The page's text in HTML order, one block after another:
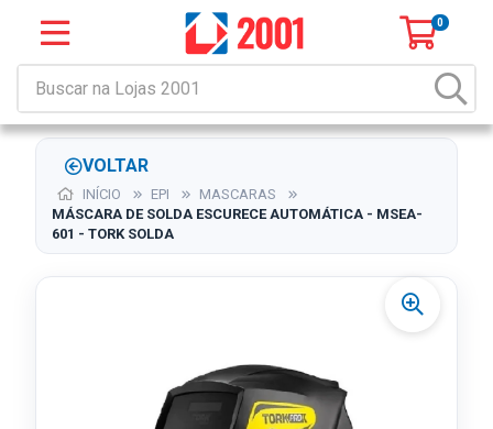
0
VOLTAR
INÍCIO EPI
MASCARAS
MÁSCARA DE SOLDA ESCURECE AUTOMÁTICA - MSEA-
601 - TORK SOLDA